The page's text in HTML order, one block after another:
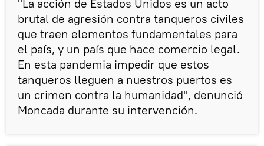
"La acción de Estados Unidos es un acto
brutal de agresión contra tanqueros civiles
que traen elementos fundamentales para
el país, y un país que hace comercio legal.
En esta pandemia impedir que estos
tanqueros lleguen a nuestros puertos es
un crimen contra la humanidad", denunció
Moncada durante su intervención.